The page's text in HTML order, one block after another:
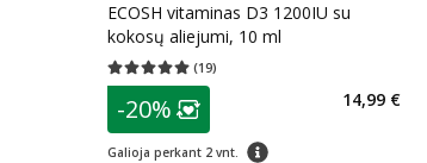
ECOSH vitaminas D3 1200IU su
kokosų aliejumi, 10 ml
(19)
Vidutinis įvertinimas 5.00
patarimas
Lojalumo klubo narių
-20%
Galioja perkant 2 vnt. patarimas
14,99 €